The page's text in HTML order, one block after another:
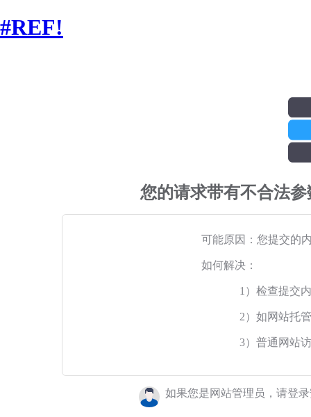
#REF!
您的请求带有不合法
可能原因：您提交的
如何解决：
1）检查提交
2）如网站托
3）普通网站
如果您是网站管理员，请登